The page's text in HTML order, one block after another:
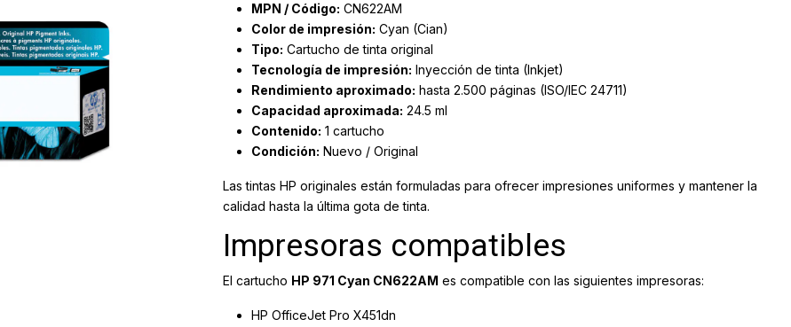
MPN / Código: CN622AM
Color de impresión: Cyan (Cian)
Tipo: Cartucho de tinta original
Tecnología de impresión: Inyección de tinta (Inkjet)
Rendimiento aproximado: hasta 2.500 páginas (ISO/IEC 24711)
Capacidad aproximada: 24.5 ml
Contenido: 1 cartucho
Condición: Nuevo / Original
Las tintas HP originales están formuladas para ofrecer impresiones uniformes y mantener la
calidad hasta la última gota de tinta.
Impresoras compatibles
El cartucho HP 971 Cyan CN622AM es compatible con las siguientes impresoras:
HP OfficeJet Pro X451dn